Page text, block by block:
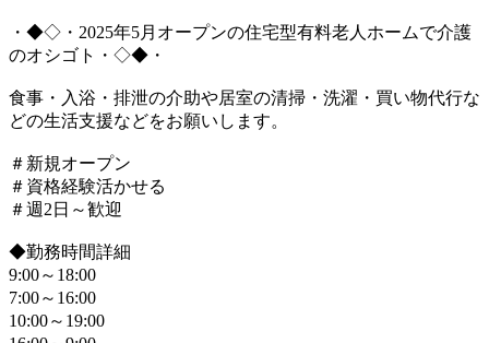
・◆◇・2025年5月オープンの住宅型有料老人ホームで介護
のオシゴト・◇◆・
食事・入浴・排泄の介助や居室の清掃・洗濯・買い物代行な
どの生活支援などをお願いします。
＃新規オープン
＃資格経験活かせる
＃週2日～歓迎
◆勤務時間詳細
9:00～18:00
7:00～16:00
10:00～19:00